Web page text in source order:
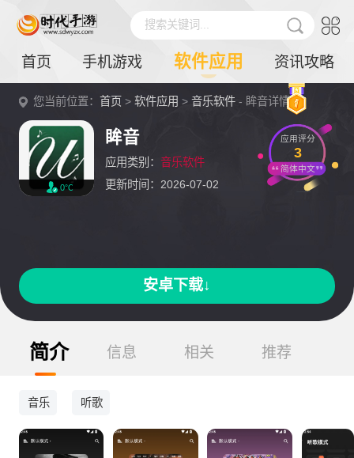
搜索关键词...
首页 手机游戏 软件应用 资讯攻略
您当前位置：首页 >软件应用 >音乐软件 - 眸音详情
0℃
眸音
应用类别： 音乐软件
更新时间：2026-07-02
应用评分
3
简体中文
安卓下载↓
简介 信息 相关 推荐
音乐 听歌